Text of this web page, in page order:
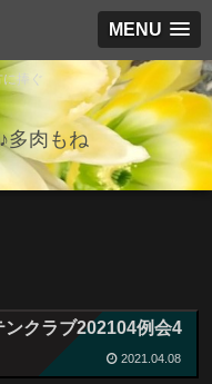
MENU
捧ぐ
多肉もね
ンクラブ202104例会4
2021.04.08